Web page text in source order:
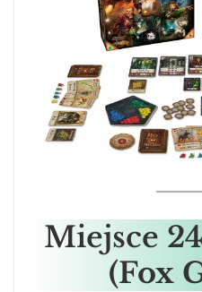
Miejsce
(Fox